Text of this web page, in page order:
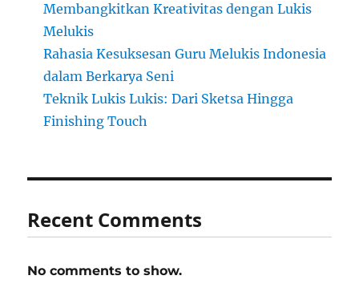
Membangkitkan Kreativitas dengan Lukis
Melukis
Rahasia Kesuksesan Guru Melukis Indonesia
dalam Berkarya Seni
Teknik Lukis Lukis: Dari Sketsa Hingga
Finishing Touch
Recent Comments
No comments to show.